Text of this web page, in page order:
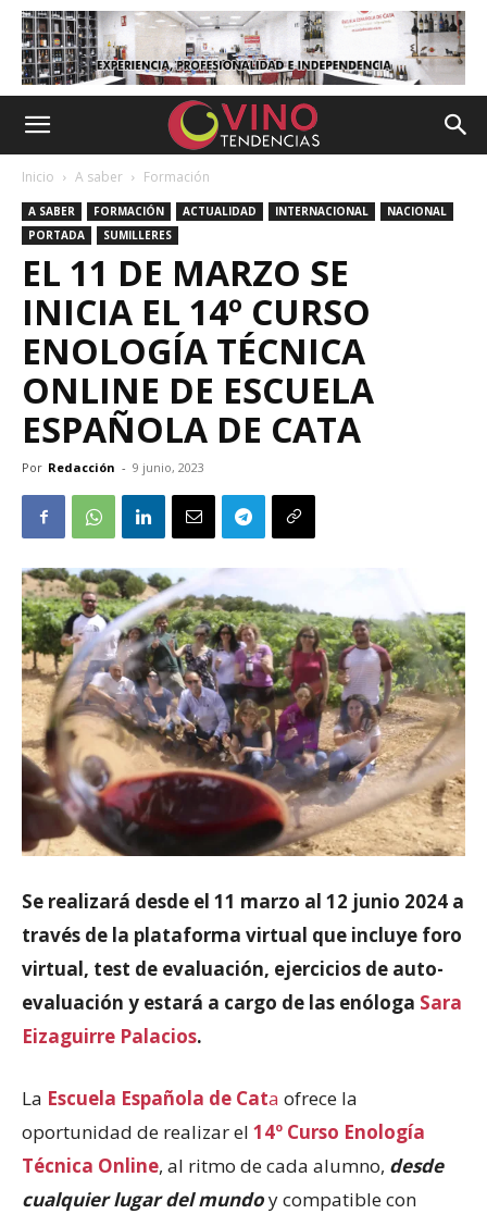
Inicio A saber Formación
A SABER FORMACIÓN ACTUALIDAD INTERNACIONAL
NACIONAL
PORTADA
SUMILLERES
EL 11 DE MARZO SE
INICIA EL 14º CURSO
ENOLOGÍA TÉCNICA
ONLINE DE ESCUELA
ESPAÑOLA DE CATA
Por Redacción - 9 junio, 2023
Se realizará desde el 11 marzo al 12 junio 2024 a
través de la plataforma virtual que incluye foro
virtual, test de evaluación, ejercicios de auto-
evaluación y estará a cargo de las enóloga Sara
Eizaguirre Palacios.
La Escuela Española de Cata ofrece la
oportunidad de realizar el 14º Curso Enología
Técnica Online, al ritmo de cada alumno, desde
cualquier lugar del mundoy compatible con